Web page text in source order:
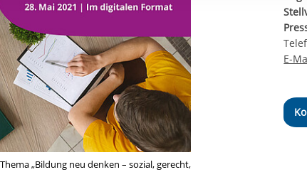
nicht auf notwendige Cookies, die erforderlich zur
gewünschten Website-Funktionen sind. Diese Cookies
daher unabhängig von einer Einwilligung.
„Bildung neu denken – sozial, gerecht,
E-